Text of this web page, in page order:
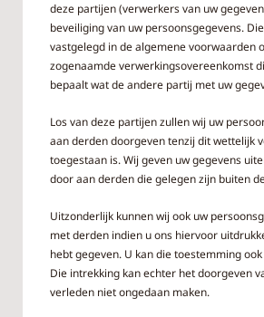
deze partijen (verwerkers van uw
beveiliging van uw persoonsgegevens.
vastgelegd in de algemene voorwaarden
zogenaamde verwerkingsovereenkomst
bepaalt wat de andere partij met uw
Los van deze partijen zullen wij uw
aan derden doorgeven tenzij dit wettelijk
toegestaan is. Wij geven uw gegevens
door aan derden die gelegen zijn buiten
Uitzonderlijk kunnen wij ook uw
met derden indien u ons hiervoor
hebt gegeven. U kan die toestemming
Die intrekking kan echter het doorgeven
verleden niet ongedaan maken.